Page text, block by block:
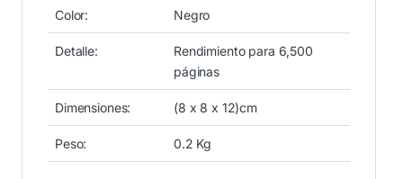
Color: Negro
Detalle:
Rendimiento para 6,500
páginas
Dimensiones: (8 x 8 x 12)cm
Peso: 0.2 Kg